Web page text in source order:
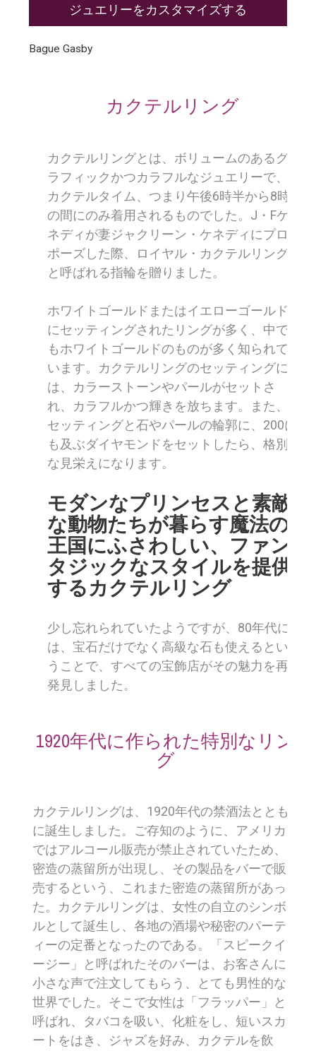
ジュエリーをカスタマイズする
Bague Gasby
カクテルリング
カクテルリングとは、ボリュームのあるグ
ラフィックかつカラフルなジュエリーで、
カクテルタイム、つまり午後6時半から8時
の間にのみ着用されるものでした。J・Fケ
ネディが妻ジャクリーン・ケネディにプロ
ポーズした際、ロイヤル・カクテルリング
と呼ばれる指輪を贈りました。
ホワイトゴールドまたはイエローゴールド
にセッティングされたリングが多く、中で
もホワイトゴールドのものが多く知られて
います。カクテルリングのセッティングに
は、カラーストーンやパールがセットさ
れ、カラフルかつ輝きを放ちます。また、
セッティングと石やパールの輪郭に、200に
も及ぶダイヤモンドをセットしたら、格別
な見栄えになります。
モダンなプリンセスと素敵
な動物たちが暮らす魔法の
王国にふさわしい、ファン
タジックなスタイルを提供
するカクテルリング
少し忘れられていたようですが、80年代に
は、宝石だけでなく高級な石も使えるとい
うことで、すべての宝飾店がその魅力を再
発見しました。
1920年代に作られた特別なリン
グ
カクテルリングは、1920年代の禁酒法ととも
に誕生しました。ご存知のように、アメリカ
ではアルコール販売が禁止されていたため、
密造の蒸留所が出現し、その製品をバーで販
売するという、これまた密造の蒸留所があっ
た。カクテルリングは、女性の自立のシンボ
ルとして誕生し、各地の酒場や秘密のパーテ
ィーの定番となったのである。「スピークイ
ージー」と呼ばれたそのバーは、お客さんに
小さな声で注文してもらう、とても男性的な
世界でした。そこで女性は「フラッパー」と
呼ばれ、タバコを吸い、化粧をし、短いスカ
ートをはき、ジャズを好み、カクテルを飲